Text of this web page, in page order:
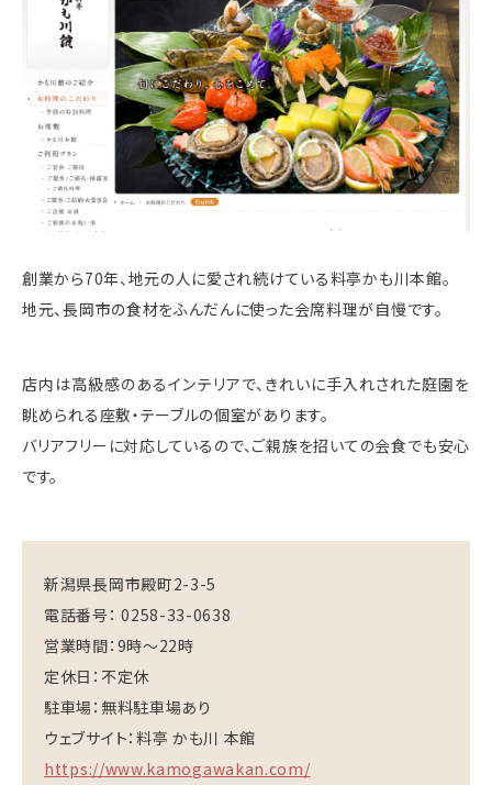
創業から70年、地元の人に愛され続けている料亭かも川本館。
地元、長岡市の食材をふんだんに使った会席料理が自慢です。
店内は高級感のあるインテリアで、きれいに手入れされた庭園を
眺められる座敷・テーブルの個室があります。
バリアフリーに対応しているので、ご親族を招いての会食でも安心
です。
新潟県長岡市殿町2-3-5
電話番号： 0258-33-0638
営業時間：9時〜22時
定休日：不定休
駐車場：無料駐車場あり
ウェブサイト：料亭 かも川 本館
https://www.kamogawakan.com/